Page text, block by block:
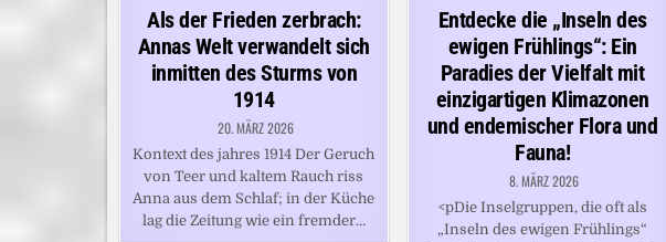
in
Als der Frieden zerbrach:
Annas Welt verwandelt sich
inmitten des Sturms von
1914
20. MÄRZ 2026
Kontext des jahres 1914 Der Geruch
von Teer und kaltem Rauch riss
Anna aus dem Schlaf; in der Küche
lag die Zeitung wie ein fremder…
in
Entdecke die „Inseln des
ewigen Frühlings“: Ein
Paradies der Vielfalt mit
einzigartigen Klimazonen
und endemischer Flora und
Fauna!
8. MÄRZ 2026
<pDie Inselgruppen, die oft als
„Inseln des ewigen Frühlings“